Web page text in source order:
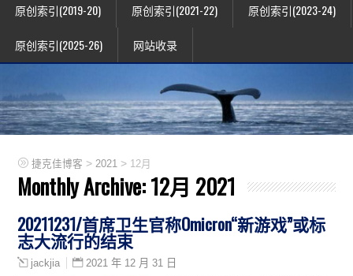
原创索引(2019-20) 原创索引(2021-22) 原创索引(2023-24)
原创索引(2025-26) 网站收录
捷克佳博客 > 2021 > 12月
Monthly Archive:12月 2021
20211231/首席卫生官称Omicron“新游戏”或标
志大流行的结束
jackjia 2021 年 12 月 31 日